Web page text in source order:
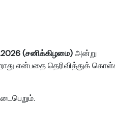
(சனிக்கிழமை)அன்று
என்பதை தெரிவித்துக்